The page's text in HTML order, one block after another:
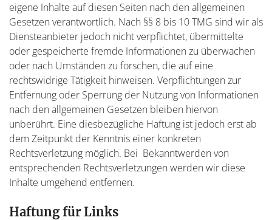
eigene Inhalte auf diesen Seiten nach den allgemeinen
Gesetzen verantwortlich. Nach §§ 8 bis 10 TMG sind wir als
Diensteanbieter jedoch nicht verpflichtet, übermittelte
oder gespeicherte fremde Informationen zu überwachen
oder nach Umständen zu forschen, die auf eine
rechtswidrige Tätigkeit hinweisen. Verpflichtungen zur
Entfernung oder Sperrung der Nutzung von Informationen
nach den allgemeinen Gesetzen bleiben hiervon
unberührt. Eine diesbezügliche Haftung ist jedoch erst ab
dem Zeitpunkt der Kenntnis einer konkreten
Rechtsverletzung möglich. Bei Bekanntwerden von
entsprechenden Rechtsverletzungen werden wir diese
Inhalte umgehend entfernen.
Haftung für Links